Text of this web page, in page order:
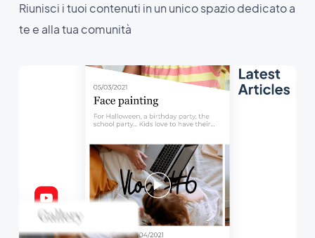
Riunisci i tuoi contenuti in un unico spazio dedicato a
te e alla tua comunità